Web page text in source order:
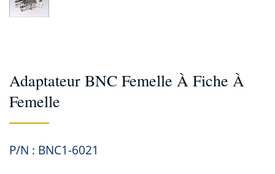
Adaptateur BNC Femelle À Fiche À
Femelle
P/N : BNC1-6021